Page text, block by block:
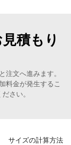
積もり
注文へ進みます。
料金が発生するこ
さい。
サイズの計算方法